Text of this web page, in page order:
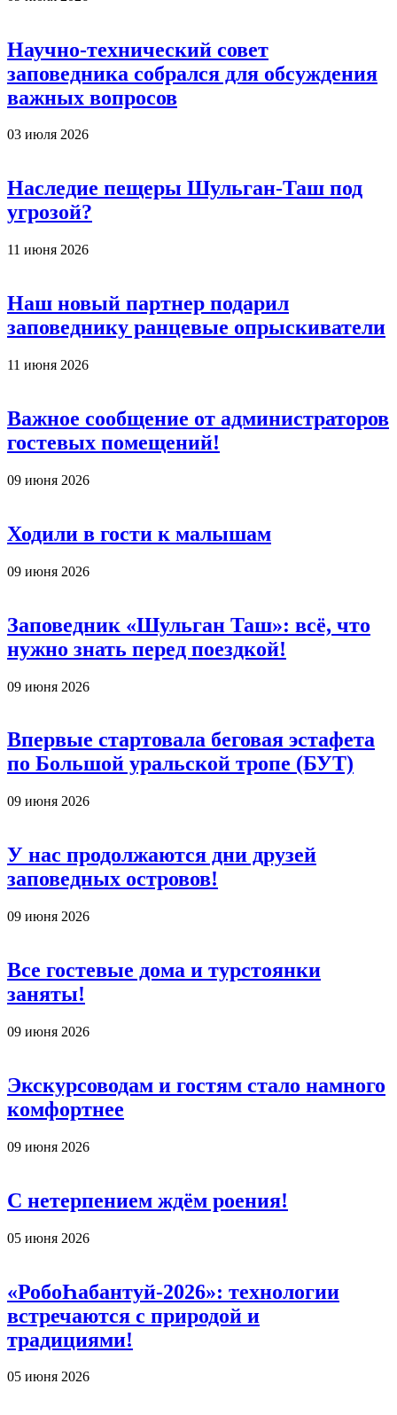
Научно-технический совет
заповедника собрался для обсуждения
важных вопросов
03 июля 2026
Наследие пещеры Шульган-Таш под
угрозой?
11 июня 2026
Наш новый партнер подарил
заповеднику ранцевые опрыскиватели
11 июня 2026
Важное сообщение от администраторов
гостевых помещений!
09 июня 2026
Ходили в гости к малышам
09 июня 2026
Заповедник «Шульган Таш»: всё, что
нужно знать перед поездкой!
09 июня 2026
Впервые стартовала беговая эстафета
по Большой уральской тропе (БУТ)
09 июня 2026
У нас продолжаются дни друзей
заповедных островов!
09 июня 2026
Все гостевые дома и турстоянки
заняты!
09 июня 2026
Экскурсоводам и гостям стало намного
комфортнее
09 июня 2026
С нетерпением ждём роения!
05 июня 2026
«РобоҺабантуй-2026»: технологии
встречаются с природой и
традициями!
05 июня 2026